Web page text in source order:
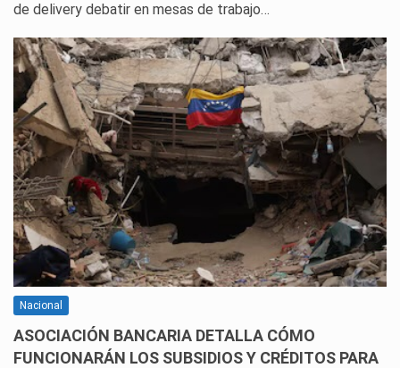
de delivery debatir en mesas de trabajo…
Nacional
ASOCIACIÓN BANCARIA DETALLA CÓMO
FUNCIONARÁN LOS SUBSIDIOS Y CRÉDITOS PARA